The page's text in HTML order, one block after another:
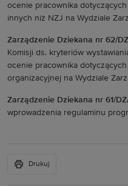
ocenie pracownika
innych niż NZJ na Wydziale
Zarządzenie Dziekana nr 62/
Komisji ds. kryteriów
ocenie pracownika
organizacyjnej na Wydziale
Zarządzenie Dziekana nr 61/
wprowadzenia regulaminu
Drukuj